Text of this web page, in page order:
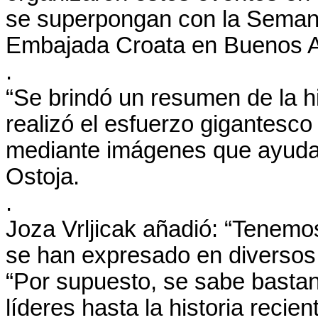
se superpongan con la
Embajada Croata en Buenos
.
“Se brindó un resumen de la
realizó el esfuerzo
mediante imágenes que
Ostoja.
.
Joza Vrljicak añadió:
se han expresado en
“Por supuesto, se sabe
líderes hasta la historia